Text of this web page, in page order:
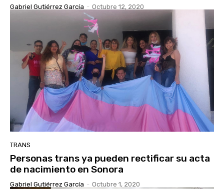
Gabriel Gutiérrez García - Octubre 12, 2020
TRANS
Personas trans ya pueden rectificar su acta
de nacimiento en Sonora
Gabriel Gutiérrez García - Octubre 1, 2020